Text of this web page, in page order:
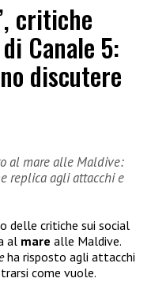
critiche
Canale 5:
discutere
al mare alle Maldive:
replica agli attacchi e
delle critiche sui social
al mare alle Maldive.
ha risposto agli attacchi
come vuole.